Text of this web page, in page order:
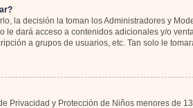
la decisión la toman los Administradores y
le dará acceso a contenidos adicionales y/o
a grupos de usuarios, etc. Tan solo le
Privacidad y Protección de Niños menores de